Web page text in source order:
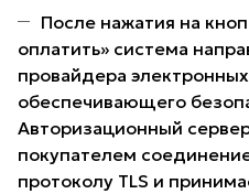
После нажатия на
оплатить» система
провайдера
обеспечивающего
Авторизационный
покупателем
протоколу TLS и